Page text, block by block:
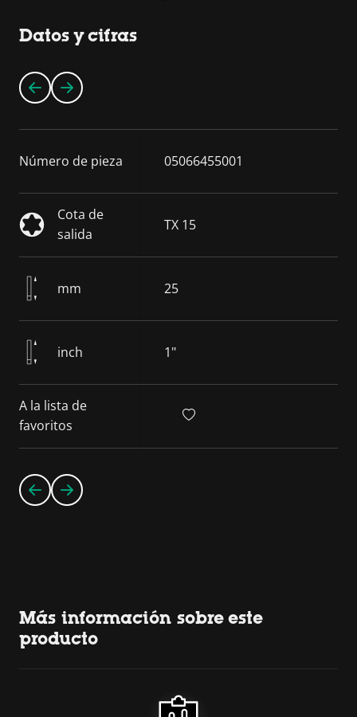
Datos y cifras
Número de pieza 05066455001
Cota de
salida
TX 15
mm 25
inch 1"
A la lista de
favoritos
Más información sobre este
producto